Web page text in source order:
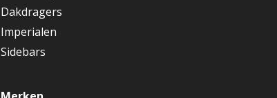
Dakdragers
Imperialen
Sidebars